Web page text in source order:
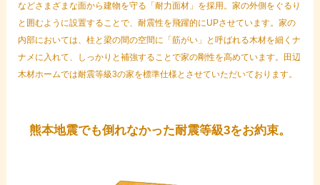
などさまざまな面から建物を守る「耐力面材」を採用。家の外側をぐるり
と囲むように設置することで、耐震性を飛躍的にUPさせています。家の
内部においては、柱と梁の間の空間に「筋がい」と呼ばれる木材を細くナ
ナメに入れて、しっかりと補強することで家の剛性を高めています。田辺
木材ホームでは耐震等級3の家を標準仕様とさせていただいております。
熊本地震でも倒れなかった耐震等級3をお約束。